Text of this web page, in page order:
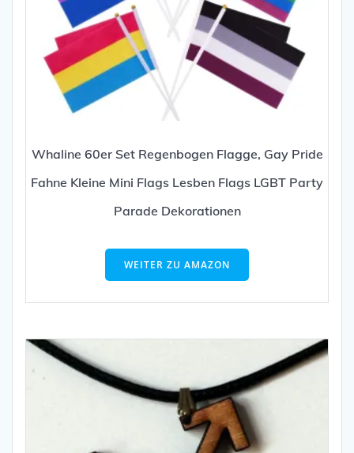
Whaline 60er Set Regenbogen Flagge, Gay Pride
Fahne Kleine Mini Flags Lesben Flags LGBT Party
Parade Dekorationen
WEITER ZU AMAZON